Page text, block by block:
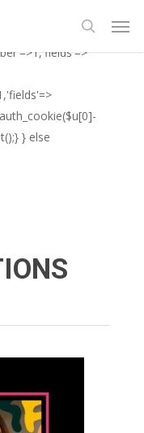
&&
} else
search